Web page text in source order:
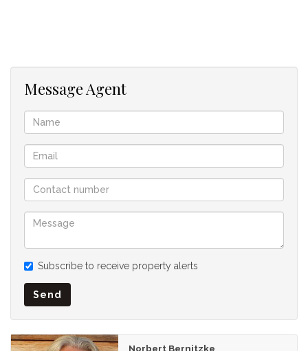
einem pflegeleichten Garten.
Freuen Sie sich über eine platzsparende angebaute
Doppelgarage.
Seien Sie auf „Liebe auf den ersten Blick“ vorbereitet.
Message Agent
Subscribe to receive property alerts
Send
Norbert Bernitzke